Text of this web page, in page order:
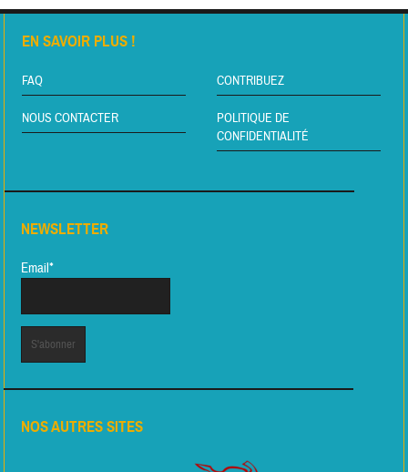
EN SAVOIR PLUS !
FAQ CONTRIBUEZ
NOUS CONTACTER
POLITIQUE DE
CONFIDENTIALITÉ
NEWSLETTER
Email*
NOS AUTRES SITES